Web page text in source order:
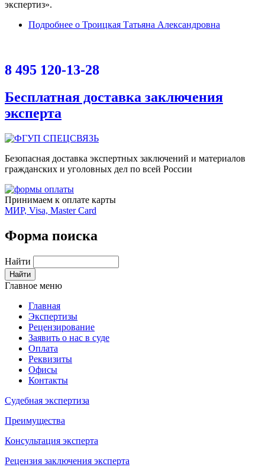
экспертиз».
Подробнее о Троицкая Татьяна Александровна
8 495 120-13-28
Бесплатная доставка заключения
эксперта
Безопасная доставка экспертных заключений и материалов
гражданских и уголовных дел по всей России
Принимаем к оплате карты
МИР, Visa, Master Card
Форма поиска
Найти
Главное меню
Главная
Экспертизы
Рецензирование
Заявить о нас в суде
Оплата
Реквизиты
Офисы
Контакты
Судебная экспертиза
Преимущества
Консультация эксперта
Рецензия заключения эксперта